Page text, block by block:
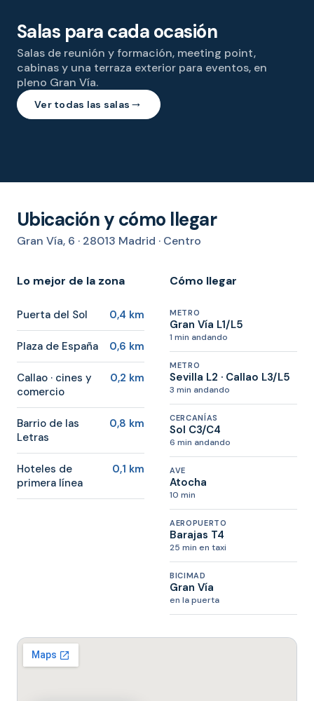
Salas para cada ocasión
Salas de reunión y formación, meeting point,
cabinas y una terraza exterior para eventos, en
pleno Gran Vía.
Ver todas las salas →
Reuniones
Terraza
Ubicación y cómo llegar
Gran Vía, 6 · 28013 Madrid · Centro
Lo mejor de la zona
Puerta del Sol 0,4 km
Plaza de España 0,6 km
Callao · cines y
comercio
0,2 km
Barrio de las
Letras
0,8 km
Hoteles de
primera línea
0,1 km
Cómo llegar
METRO
Gran Vía L1/L5
1 min andando
METRO
Sevilla L2 · Callao L3/L5
3 min andando
CERCANÍAS
Sol C3/C4
6 min andando
AVE
Atocha
10 min
AEROPUERTO
Barajas T4
25 min en taxi
BICIMAD
Gran Vía
en la puerta